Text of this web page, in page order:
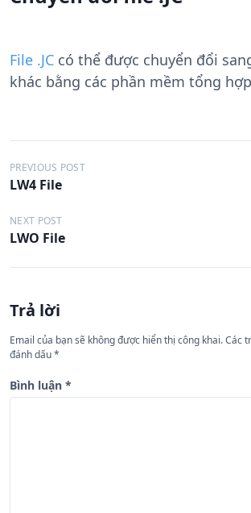
File .JC có thể được chuyển đổi
khác bằng các phần mềm tổng
Đ
i
ề
u
h
ớ
n
g
b
PREVIOUS POST
LW4 File
NEXT POST
LWO File
Trả lời
Email của bạn sẽ không được hiển thị công khai.Các
đánh dấu*
Bình luận *